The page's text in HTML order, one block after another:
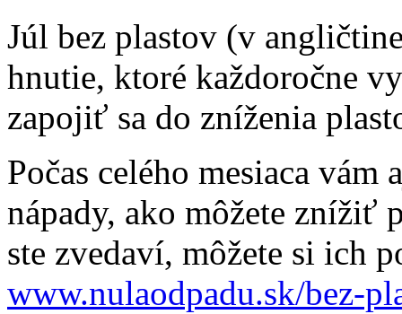
Júl bez plastov (v
hnutie, ktoré každoročne
zapojiť sa do zníženia
Počas celého mesiaca
nápady, ako môžete znížiť
ste zvedaví, môžete si ich
www.nulaodpadu.sk/bez-